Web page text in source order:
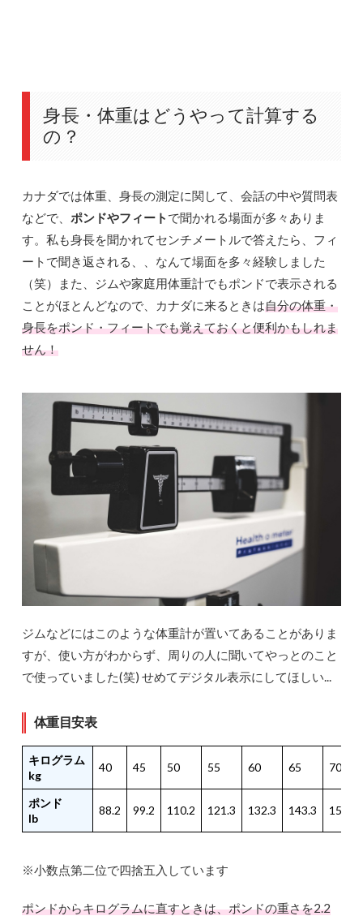
身長・体重はどうやって計算する
の？
カナダでは体重、身長の測定に関して、会話の中や質問表
などで、 ポンドやフィート で聞かれる場面が多々ありま
す。私も身長を聞かれてセンチメートルで答えたら、フィ
ートで聞き返される、、なんて場面を多々経験しました
（笑）また、ジムや家庭用体重計でもポンドで表示される
ことがほとんどなので、カナダに来るときは自分の体重・
身長をポンド・フィートでも覚えておくと便利かもしれま
せん！
ジムなどにはこのような体重計が置いてあることがありま
すが、使い方がわからず、周りの人に聞いてやっとのこと
で使っていました(笑) せめてデジタル表示にしてほしい...
体重目安表
キログラム
kg
40 45 50 55 60 65 70
ポンド
lb
88.2 99.2 110.2 121.3 132.3 143.3 154.3
※小数点第二位で四捨五入しています
ポンドからキログラムに直すときは、ポンドの重さを2.2